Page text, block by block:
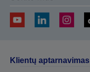
Klientų aptarnavimas